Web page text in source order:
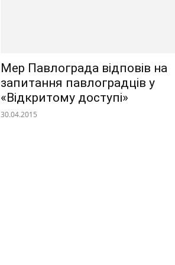
Мер Павлограда відповів на
запитання павлоградців у
«Відкритому доступі»
30.04.2015